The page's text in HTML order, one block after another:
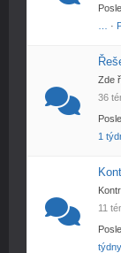
·
Zde
36
1
11
týdny